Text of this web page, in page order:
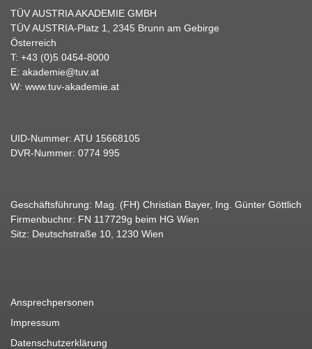
TÜV AUSTRIA AKADEMIE GMBH
TÜV AUSTRIA-Platz 1, 2345 Brunn am Gebirge
Österreich
T: +43 (0)5 0454-8000
E: akademie@tuv.at
W: www.tuv-akademie.at
UID-Nummer: ATU 15668105
DVR-Nummer: 0774 995
Geschäftsführung: Mag. (FH) Christian Bayer, Ing. Günter Göttlich
Firmenbuchnr: FN 117729g beim HG Wien
Sitz: Deutschstraße 10, 1230 Wien
Ansprechpersonen
Impressum
Datenschutzerklärung